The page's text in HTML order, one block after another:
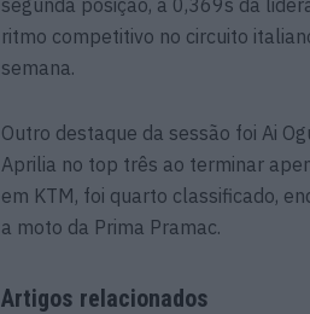
ritmo competitivo no circuito
semana.
Outro destaque da sessão foi Ai
Aprilia no top três ao terminar
em KTM, foi quarto classificado,
a moto da Prima Pramac.
Artigos relacionados